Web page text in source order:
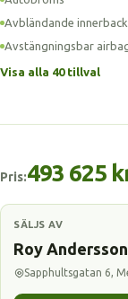
Avbländande
Avstängningsbar
Visa alla 40 tillval
Pris:493 625
SÄLJS AV
Roy
Sapphultsgatan 6,